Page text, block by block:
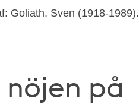
Goliath, Sven (1918-1989).
på